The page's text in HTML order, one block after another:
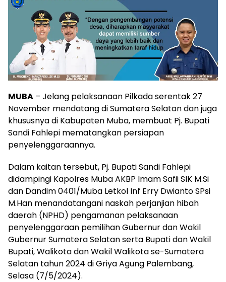
MUBA – Jelang pelaksanaan Pilkada serentak 27
November mendatang di Sumatera Selatan dan juga
khususnya di Kabupaten Muba, membuat Pj. Bupati
Sandi Fahlepi mematangkan persiapan
penyelenggaraannya.
Dalam kaitan tersebut, Pj. Bupati Sandi Fahlepi
didampingi Kapolres Muba AKBP Imam Safii SIK M.Si
dan Dandim 0401/Muba Letkol Inf Erry Dwianto SPsi
M.Han menandatangani naskah perjanjian hibah
daerah (NPHD) pengamanan pelaksanaan
penyelenggaraan pemilihan Gubernur dan Wakil
Gubernur Sumatera Selatan serta Bupati dan Wakil
Bupati, Walikota dan Wakil Walikota se-Sumatera
Selatan tahun 2024 di Griya Agung Palembang,
Selasa (7/5/2024).